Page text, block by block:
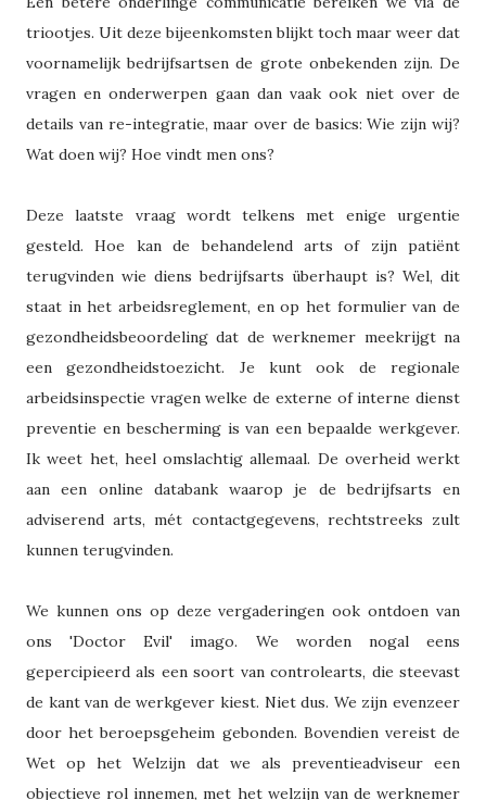
triootjes. Uit deze bijeenkomsten blijkt toch maar weer dat
voornamelijk bedrijfsartsen de grote onbekenden zijn. De
vragen en onderwerpen gaan dan vaak ook niet over de
details van re-integratie, maar over de basics: Wie zijn wij?
Wat doen wij? Hoe vindt men ons?
Deze laatste vraag wordt telkens met enige urgentie
gesteld. Hoe kan de behandelend arts of zijn patiënt
terugvinden wie diens bedrijfsarts überhaupt is? Wel, dit
staat in het arbeidsreglement, en op het formulier van de
gezondheidsbeoordeling dat de werknemer meekrijgt na
een gezondheidstoezicht. Je kunt ook de regionale
arbeidsinspectie vragen welke de externe of interne dienst
preventie en bescherming is van een bepaalde werkgever.
Ik weet het, heel omslachtig allemaal. De overheid werkt
aan een online databank waarop je de bedrijfsarts en
adviserend arts, mét contactgegevens, rechtstreeks zult
kunnen terugvinden.
We kunnen ons op deze vergaderingen ook ontdoen van
ons 'Doctor Evil' imago. We worden nogal eens
gepercipieerd als een soort van controlearts, die steevast
de kant van de werkgever kiest. Niet dus. We zijn evenzeer
door het beroepsgeheim gebonden. Bovendien vereist de
Wet op het Welzijn dat we als preventieadviseur een
objectieve rol innemen, met het welzijn van de werknemer